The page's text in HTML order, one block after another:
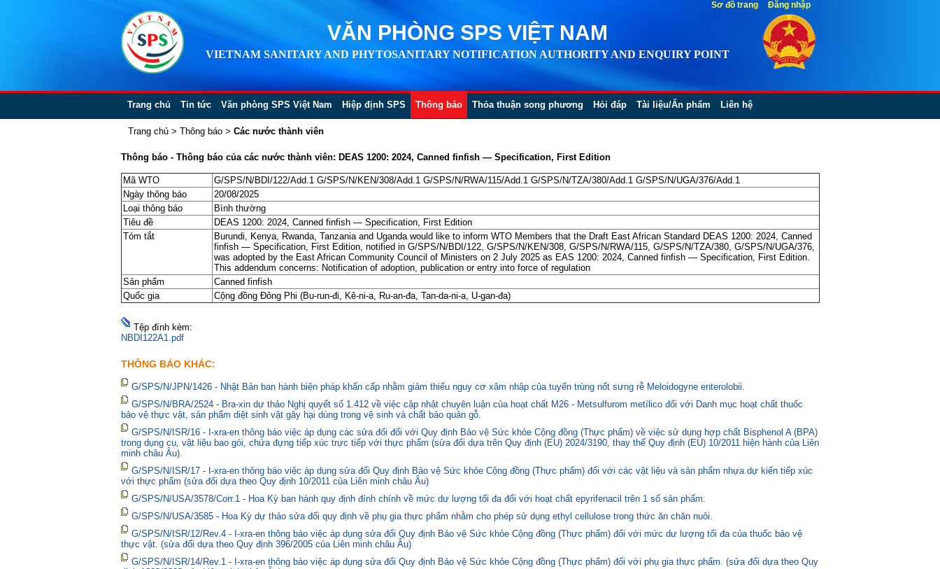
VĂN PHÒNG SPS VIỆT NAM
VIETNAM SANITARY AND PHYTOSANITARY NOTIFICATION AUTHORITY AND ENQUIRY POINT
Trang chủ Tin tức Văn phòng SPS Việt Nam Hiệp định SPS Thông báo Thỏa thuận song phương Hỏi đáp Tài liệu/Ấn phẩm Liên hệ
Trang chủ> Thông báo> Các nước thành viên
Thông báo - Thông báo của các nước thành viên: DEAS 1200: 2024, Canned finfish — Specification, First Edition
Mã WTO
G/SPS/N/BDI/122/Add.1 G/SPS/N/KEN/308/Add.1 G/SPS/N/RWA/115/Add.1 G/SPS/N/TZA/380/Add.1 G/SPS/N/UGA/376/Add.1
Ngày thông báo
20/08/2025
Loại thông báo
Bình thường
Tiêu đề
DEAS 1200: 2024, Canned finfish — Specification, First Edition
Tóm tắt
Burundi, Kenya, Rwanda, Tanzania and Uganda would like to inform WTO Members that the Draft East African Standard DEAS 1200: 2024, Canned
finfish — Specification, First Edition, notified in G/SPS/N/BDI/122, G/SPS/N/KEN/308, G/SPS/N/RWA/115, G/SPS/N/TZA/380, G/SPS/N/UGA/376,
was adopted by the East African Community Council of Ministers on 2 July 2025 as EAS 1200: 2024, Canned finfish — Specification, First Edition.
This addendum concerns: Notification of adoption, publication or entry into force of regulation
Sản phẩm
Canned finfish
Quốc gia
Cộng đồng Đông Phi (Bu-run-đi, Kê-ni-a, Ru-an-đa, Tan-da-ni-a, U-gan-đa)
Tệp đính kèm:
NBDI122A1.pdf
THÔNG BÁO KHÁC:
G/SPS/N/JPN/1426 - Nhật Bản ban hành biện pháp khẩn cấp nhằm giảm thiểu nguy cơ xâm nhập của tuyến trùng nốt sưng rễ Meloidogyne enterolobii.
G/SPS/N/BRA/2524 - Bra-xin dự thảo Nghị quyết số 1.412 về việc cập nhật chuyên luận của hoạt chất M26 - Metsulfurom metílico đối với Danh mục hoạt chất thuốc
bảo vệ thực vật, sản phẩm diệt sinh vật gây hại dùng trong vệ sinh và chất bảo quản gỗ.
G/SPS/N/ISR/16 - I-xra-en thông báo việc áp dụng các sửa đổi đối với Quy định Bảo vệ Sức khỏe Cộng đồng (Thực phẩm) về việc sử dụng hợp chất Bisphenol A (BPA)
trong dụng cụ, vật liệu bao gói, chứa đựng tiếp xúc trực tiếp với thực phẩm (sửa đổi dựa trên Quy định (EU) 2024/3190, thay thế Quy định (EU) 10/2011 hiện hành của Liên
minh châu Âu).
G/SPS/N/ISR/17 - I-xra-en thông báo việc áp dụng sửa đổi Quy định Bảo vệ Sức khỏe Cộng đồng (Thực phẩm) đối với các vật liệu và sản phẩm nhựa dự kiến tiếp xúc
với thực phẩm (sửa đổi dựa theo Quy định 10/2011 của Liên minh châu Âu)
G/SPS/N/USA/3578/Corr.1 - Hoa Kỳ ban hành quy định đính chính về mức dư lượng tối đa đối với hoạt chất epyrifenacil trên 1 số sản phẩm.
G/SPS/N/USA/3585 - Hoa Kỳ dự thảo sửa đổi quy định về phụ gia thực phẩm nhằm cho phép sử dụng ethyl cellulose trong thức ăn chăn nuôi.
G/SPS/N/ISR/12/Rev.4 - I-xra-en thông báo việc áp dụng sửa đổi Quy định Bảo vệ Sức khỏe Cộng đồng (Thực phẩm) đối với mức dư lượng tối đa của thuốc bảo vệ
thực vật. (sửa đổi dựa theo Quy định 396/2005 của Liên minh châu Âu)
G/SPS/N/ISR/14/Rev.1 - I-xra-en thông báo việc áp dụng sửa đổi Quy định Bảo vệ Sức khỏe Cộng đồng (Thực phẩm) đối với phụ gia thực phẩm. (sửa đổi dựa theo Quy
Sơ đồ trang Đăng nhập